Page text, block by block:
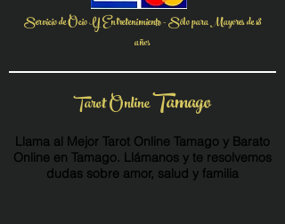
Servicio de Ocio Y Entretenimiento - Sólo para Mayores de 18
años
Tarot OnlineTamago
Llama al Mejor Tarot Online Tamago y Barato
Online en Tamago. Llámanos y te resolvemos
dudas sobre amor, salud y familia